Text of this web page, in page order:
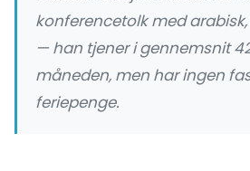
konferencetolk med
— han tjener i gennemsnit
måneden, men har ingen
feriepenge.